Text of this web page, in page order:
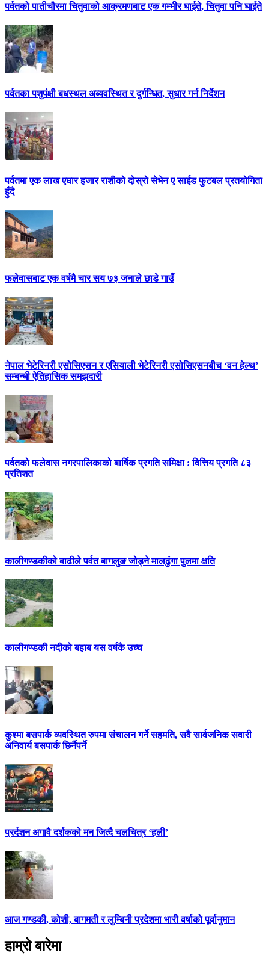
पर्वतको पातीचौरमा चितुवाको आक्रमणबाट एक गम्भीर घाईते, चितुवा पनि घाईते
पर्वतका पशुपंक्षी बधस्थल अब्यवस्थित र दुर्गन्धित, सुधार गर्न निर्देशन
पर्वतमा एक लाख एघार हजार राशीको दोस्रो सेभेन ए साईड फुटबल प्रतयोगिता
हुँदै
फलेवासबाट एक वर्षमै चार सय ७३ जनाले छाडे गाउँ
नेपाल भेटेरिनरी एसोसिएसन र एसियाली भेटेरिनरी एसोसिएसनबीच ‘वन हेल्थ’
सम्बन्धी ऐतिहासिक समझदारी
पर्वतको फलेवास नगरपालिकाको बार्षिक प्रगति समिक्षा : वित्तिय प्रगति ८३
प्रतिशत
कालीगण्डकीको बाढीले पर्वत बागलुङ जोड्ने मालढुंगा पुलमा क्षति
कालीगण्डकी नदीको बहाब यस वर्षकै उच्च
कुश्मा बसपार्क व्यवस्थित रुपमा संचालन गर्ने सहमति, सवै सार्वजनिक सवारी
अनिवार्य बसपार्क छिर्नैपर्ने
प्रर्दशन अगावै दर्शकको मन जित्दै चलचित्र ‘हली’
आज गण्डकी, कोशी, बागमती र लुम्बिनी प्रदेशमा भारी वर्षाको पूर्वानुमान
हाम्रो बारेमा